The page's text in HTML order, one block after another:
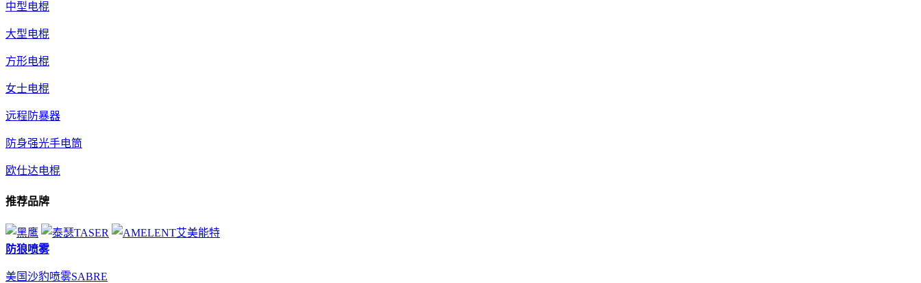
中型电棍
大型电棍
方形电棍
女士电棍
远程防暴器
防身强光手电筒
欧仕达电棍
推荐品牌
防狼喷雾
美国沙豹喷雾SABRE